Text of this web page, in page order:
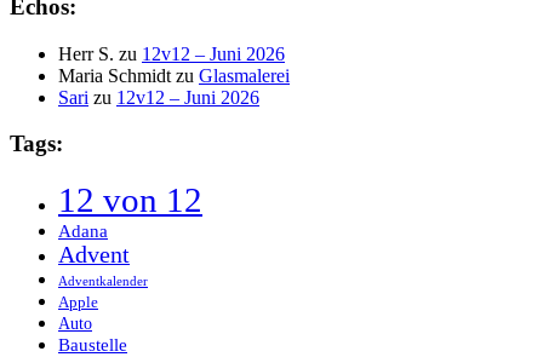
Echos:
Herr S. zu 12v12 – Juni 2026
Maria Schmidt zu Glasmalerei
Sari zu 12v12 – Juni 2026
Tags:
12 von 12
Adana
Advent
Adventkalender
Apple
Auto
Baustelle